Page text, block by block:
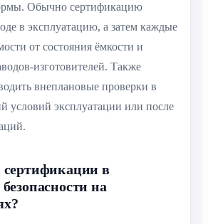
Обычно сертификацию
в эксплуатацию, а затем каждые
от состояния ёмкости и
изготовителей. Также
внеплановые проверки в
условий эксплуатации или после
сертификации в
на